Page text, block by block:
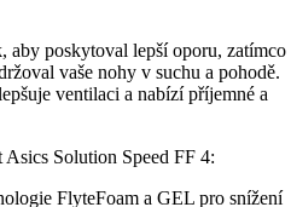
aby poskytoval lepší oporu, zatímco
vaše nohy v suchu a pohodě.
ventilaci a nabízí příjemné a
Solution Speed FF 4:
FlyteFoam a GEL pro snížení